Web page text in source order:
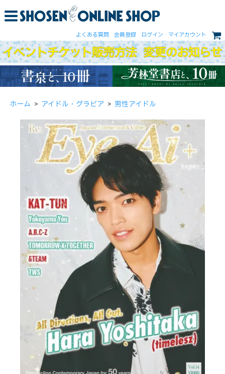
よくある質問 会員登録 ログイン マイアカウント
ホーム > アイドル・グラビア > 男性アイドル